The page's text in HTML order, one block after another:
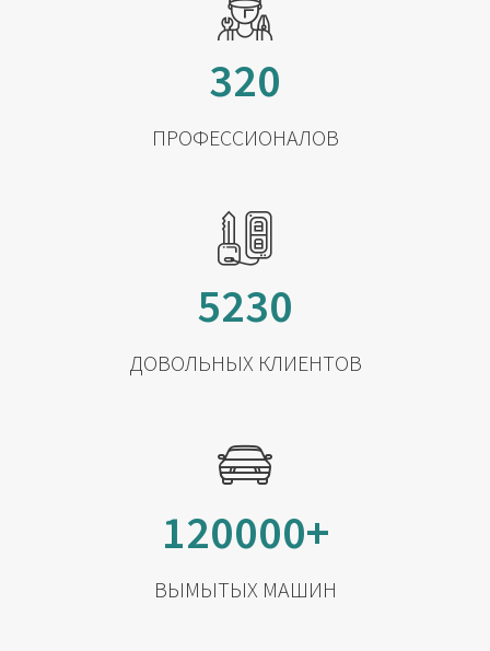
320
ПРОФЕССИОНАЛОВ
5230
ДОВОЛЬНЫХ КЛИЕНТОВ
120000+
ВЫМЫТЫХ МАШИН